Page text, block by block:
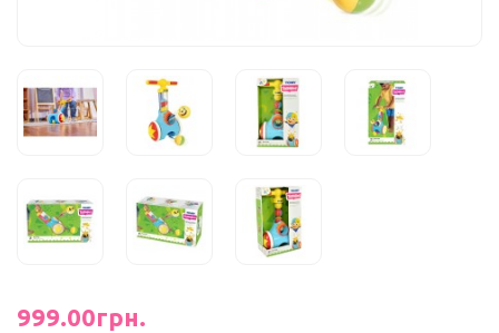
999.00грн.